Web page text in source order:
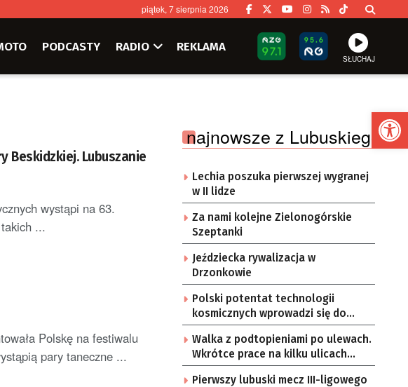
piątek, 7 sierpnia 2026
PODCASTY RADIO REKLAMA
SŁUCHAJ
Beskidzkiej. Lubuszanie
wystąpi na 63.
...
Polskę na festiwalu
pary taneczne ...
najnowsze z Lubuskiego
Lechia poszuka pierwszej wygranej
w II lidze
Za nami kolejne Zielonogórskie
Szeptanki
Jeździecka rywalizacja w
Drzonkowie
Polski potentat technologii
kosmicznych wprowadzi się do
Zielonej Góry
Walka z podtopieniami po ulewach.
Wkrótce prace na kilku ulicach
Gorzowa
Pierwszy lubuski mecz III-ligowego